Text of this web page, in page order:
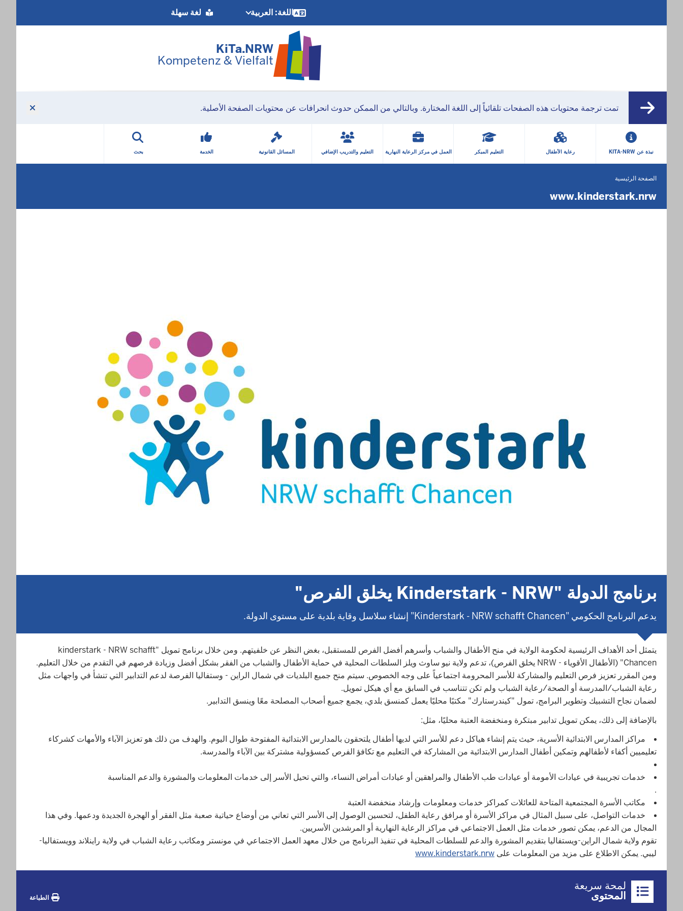
تخطي إلى المحتوى الرئيسياللغة: العربية
Barrierearme
Sprachen
لغة سهلة
KiTa.NRW
Kompetenz & Vielfalt
تمت ترجمة محتويات هذه الصفحات تلقائياً إلى اللغة المختارة. وبالتالي من الممكن حدوث انحرافات عن محتويات الصفحة الأصلية.
HAUPTMENÜ
نبذة عن KITA-NRW رعاية الأطفال التعليم المبكر العمل في مركز الرعاية النهارية التعليم والتدريب الإضافي المسائل القانونية الخدمة بحث
أنت
موجود
الصفحة الرئيسية
www.kinderstark.nrw
برنامج الدولة "Kinderstark - NRW يخلق الفرص"
يدعم البرنامج الحكومي "Kinderstark - NRW schafft Chancen" إنشاء سلاسل وقاية بلدية على مستوى الدولة.
يتمثل أحد الأهداف الرئيسية لحكومة الولاية في منح الأطفال والشباب وأسرهم أفضل الفرص للمستقبل، بغض النظر عن خلفيتهم. ومن خلال برنامج تمويل "kinderstark - NRW schafft
Chancen" (الأطفال الأقوياء - NRW يخلق الفرص)، تدعم ولاية نيو ساوث ويلز السلطات المحلية في حماية الأطفال والشباب من الفقر بشكل أفضل وزيادة فرصهم في التقدم من خلال التعليم.
ومن المقرر تعزيز فرص التعليم والمشاركة للأسر المحرومة اجتماعياً على وجه الخصوص. سيتم منح جميع البلديات في شمال الراين - وستفاليا الفرصة لدعم التدابير التي تنشأ في واجهات مثل
رعاية الشباب/المدرسة أو الصحة/رعاية الشباب ولم تكن تتناسب في السابق مع أي هيكل تمويل.
لضمان نجاح التشبيك وتطوير البرامج، تمول "كيندرستارك" مكتبًا محليًا يعمل كمنسق بلدي، يجمع جميع أصحاب المصلحة معًا وينسق التدابير.
بالإضافة إلى ذلك، يمكن تمويل تدابير مبتكرة ومنخفضة العتبة محليًا، مثل:
مراكز المدارس الابتدائية الأسرية، حيث يتم إنشاء هياكل دعم للأسر التي لديها أطفال يلتحقون بالمدارس الابتدائية المفتوحة طوال اليوم. والهدف من ذلك هو تعزيز الآباء والأمهات كشركاء
تعليميين أكفاء لأطفالهم وتمكين أطفال المدارس الابتدائية من المشاركة في التعليم مع تكافؤ الفرص كمسؤولية مشتركة بين الآباء والمدرسة.
خدمات تجريبية في عيادات الأمومة أو عيادات طب الأطفال والمراهقين أو عيادات أمراض النساء، والتي تحيل الأسر إلى خدمات المعلومات والمشورة والدعم المناسبة
.
مكاتب الأسرة المجتمعية المتاحة للعائلات كمراكز خدمات ومعلومات وإرشاد منخفضة العتبة
خدمات التواصل، على سبيل المثال في مراكز الأسرة أو مرافق رعاية الطفل، لتحسين الوصول إلى الأسر التي تعاني من أوضاع حياتية صعبة مثل الفقر أو الهجرة الجديدة ودعمها. وفي هذا
المجال من الدعم، يمكن تصور خدمات مثل العمل الاجتماعي في مراكز الرعاية النهارية أو المرشدين الأسريين.
تقوم ولاية شمال الراين-ويستفاليا بتقديم المشورة والدعم للسلطات المحلية في تنفيذ البرنامج من خلال معهد العمل الاجتماعي في مونستر ومكاتب رعاية الشباب في ولاية راينلاند وويستفاليا-
ليبي. يمكن الاطلاع على مزيد من المعلومات على www.kinderstark.nrw
Inhalte
لمحة سريعة
المحتوى الطباعة